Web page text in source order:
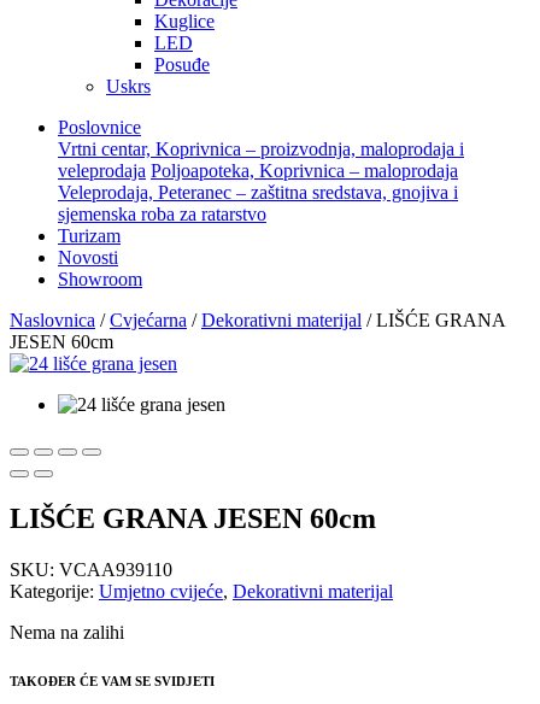
Kuglice
LED
Posuđe
Uskrs
Poslovnice
Vrtni centar, Koprivnica – proizvodnja, maloprodaja i
veleprodaja Poljoapoteka, Koprivnica – maloprodaja
Veleprodaja, Peteranec – zaštitna sredstava, gnojiva i
sjemenska roba za ratarstvo
Turizam
Novosti
Showroom
Naslovnica /Cvjećarna /Dekorativni materijal / LIŠĆE GRANA
JESEN 60cm
LIŠĆE GRANA JESEN 60cm
SKU: VCAA939110
Kategorije: Umjetno cvijeće, Dekorativni materijal
Nema na zalihi
TAKOĐER ĆE VAM SE SVIDJETI